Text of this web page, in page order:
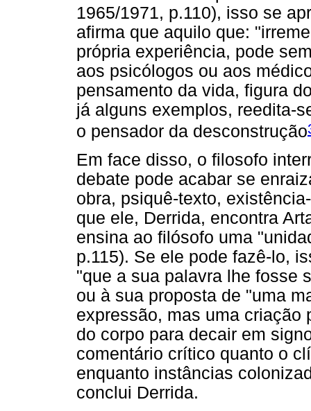
1965/1971, p.110), isso se
afirma que aquilo que:
própria experiência, pode
aos psicólogos ou aos
pensamento da vida, figura
já alguns exemplos, reedita-
o pensador da desconstrução
Em face disso, o filosofo
debate pode acabar se
obra, psiquê-texto,
que ele, Derrida, encontra
ensina ao filósofo uma
p.115). Se ele pode fazê-lo,
"que a sua palavra lhe fosse
ou à sua proposta de "uma
expressão, mas uma criação
do corpo para decair em
comentário crítico quanto o
enquanto instâncias
conclui Derrida.